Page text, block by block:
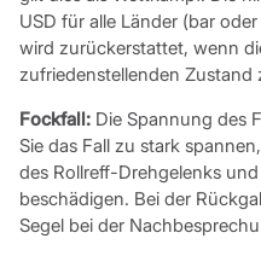
USD für alle Länder (bar
wird zurückerstattet, wenn
zufriedenstellenden
Fockfall:Die Spannung des
Sie das Fall zu stark
des Rollreff-Drehgelenks
beschädigen. Bei der
Segel bei der